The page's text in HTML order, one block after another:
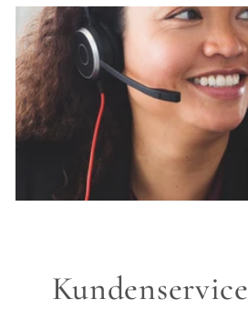
Kundenservice